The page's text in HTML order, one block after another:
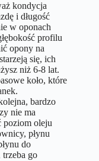
kondycja
i długość
w oponach
profilu
opony na
się, ich
niż 6-8 lat.
koło, które
bardzo
nie ma
poziom oleju
płynu
do
go